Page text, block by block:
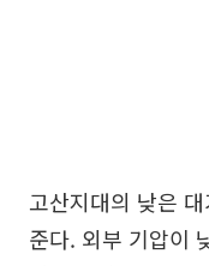
고산지대의 낮은
준다. 외부 기압이